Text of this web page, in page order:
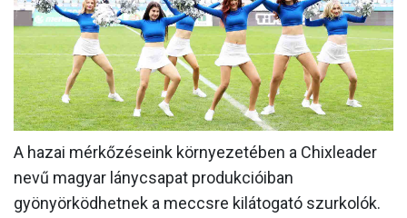
CSAPATOK
MÉRKŐZÉSEK
KLUB
GALÉRIA
SZURKOLÓI ÉLMÉNYEK
AKKREDITÁCIÓ
A hazai mérkőzéseink környezetében a Chixleader
nevű magyar lánycsapat produkcióiban
gyönyörködhetnek a meccsre kilátogató szurkolók.